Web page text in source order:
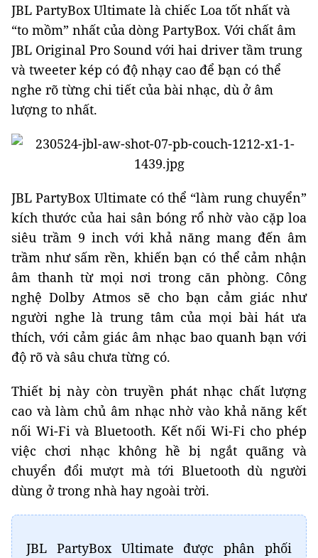
JBL PartyBox Ultimate là chiếc Loa tốt nhất và
“to mồm” nhất của dòng PartyBox. Với chất âm
JBL Original Pro Sound với hai driver tầm trung
và tweeter kép có độ nhạy cao để bạn có thể
nghe rõ từng chi tiết của bài nhạc, dù ở âm
lượng to nhất.
JBL PartyBox Ultimate có thể “làm rung chuyển”
kích thước của hai sân bóng rổ nhờ vào cặp loa
siêu trầm 9 inch với khả năng mang đến âm
trầm như sấm rền, khiến bạn có thể cảm nhận
âm thanh từ mọi nơi trong căn phòng. Công
nghệ Dolby Atmos sẽ cho bạn cảm giác như
người nghe là trung tâm của mọi bài hát ưa
thích, với cảm giác âm nhạc bao quanh bạn với
độ rõ và sâu chưa từng có.
Thiết bị này còn truyền phát nhạc chất lượng
cao và làm chủ âm nhạc nhờ vào khả năng kết
nối Wi-Fi và Bluetooth. Kết nối Wi-Fi cho phép
việc chơi nhạc không hề bị ngắt quãng và
chuyển đổi mượt mà tới Bluetooth dù người
dùng ở trong nhà hay ngoài trời.
JBL PartyBox Ultimate được phân phối